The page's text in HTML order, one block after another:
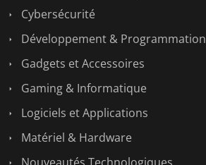
Cybersécurité
Développement & Programmation
Gadgets et Accessoires
Gaming & Informatique
Logiciels et Applications
Matériel & Hardware